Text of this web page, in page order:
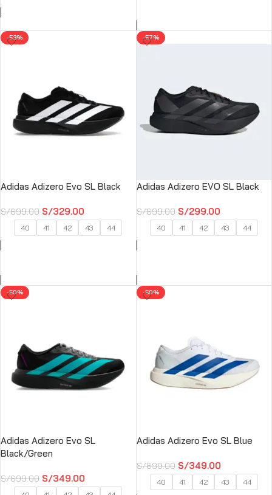
-53%
Adidas Adizero Evo SL Black
S/699.00 S/329.00
40 41 42 43 44
-57%
Adidas Adizero EVO SL Black
S/699.00 S/299.00
40 41 42 43 44
-50%
Adidas Adizero Evo SL
Black/Green
S/699.00 S/349.00
-50%
Adidas Adizero Evo SL Blue
S/699.00 S/349.00
40 41 42 43 44